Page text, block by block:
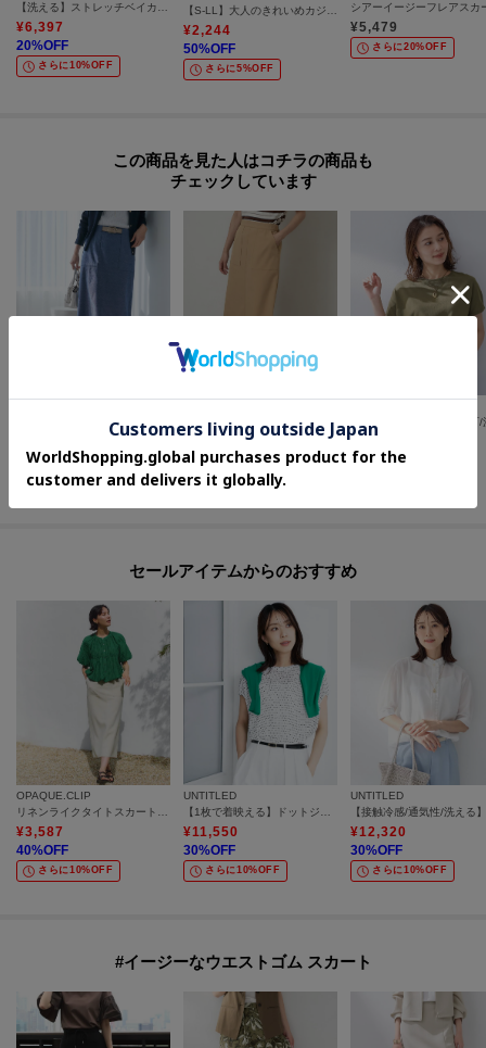
【洗える】ストレッチベイカースカート
¥6,397
20%OFF
さらに10%OFF
【S-LL】大人のきれいめカジュアルに 麻調カーゴナロースカート
¥2,244
50%OFF
さらに5%OFF
¥5,479
さらに20%OFF
この商品を見た人はコチラの商品も
チェックしています
30%OFF
さらに15%OFF
30%OFF
セールアイテムからのおすすめ
OPAQUE.CLIP
リネンライクタイトスカート【洗濯機OK】
¥3,587
40%OFF
さらに10%OFF
UNTITLED
【1枚で着映える】ドットジャガードブラウス
¥11,550
30%OFF
さらに10%OFF
UNTITLED
¥12,320
30%OFF
さらに10%OFF
#イージーなウエストゴム スカート